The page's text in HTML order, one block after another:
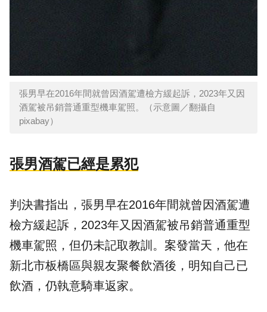
張男早在2016年間就曾因酒駕遭檢方緩起訴，2023年又因
酒駕被吊銷普通重型機車駕照。（示意圖／翻攝自
pixabay）
張男酒駕已經是累犯
判決書指出，張男早在2016年間就曾因酒駕遭
檢方緩起訴，2023年又因酒駕被吊銷普通重型
機車駕照，但仍未記取教訓。案發當天，他在
新北市板橋區與親友聚餐飲酒後，明知自己已
飲酒，仍執意騎車返家。